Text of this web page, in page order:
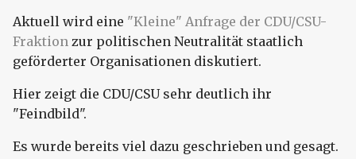
Aktuell wird eine "Kleine" Anfrage der CDU/CSU-
Fraktion zur politischen Neutralität staatlich
geförderter Organisationen diskutiert.
Hier zeigt die CDU/CSU sehr deutlich ihr
"Feindbild".
Es wurde bereits viel dazu geschrieben und gesagt.